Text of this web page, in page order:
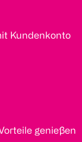
Kundenkonto
genießen